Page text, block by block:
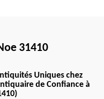
31410
Uniques chez
de Confiance à